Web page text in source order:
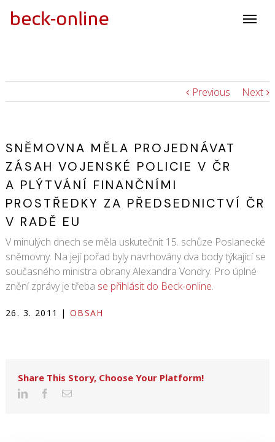
Previous Next
SNĚMOVNA MĚLA PROJEDNÁVAT
ZÁSAH VOJENSKÉ POLICIE V ČR
A PLÝTVÁNÍ FINANČNÍMI
PROSTŘEDKY ZA PŘEDSEDNICTVÍ ČR
V RADĚ EU
V minulých dnech se měla uskutečnit 15. schůze Poslanecké
sněmovny. Na její pořad byly navrhovány dva body týkající se
současného ministra obrany Alexandra Vondry. Pro úplné
znění zprávy je třeba se přihlásit do Beck-online.
26. 3. 2011 | OBSAH
Share This Story, Choose Your Platform!